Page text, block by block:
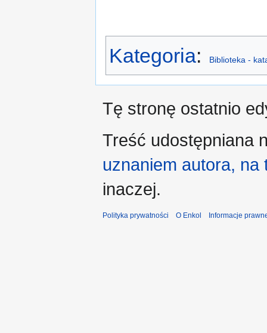
Kategoria: Biblioteka -
Tę stronę ostatnio
Treść udostępniana
uznaniem autora,
inaczej.
Polityka prywatności O Enkol Informacje